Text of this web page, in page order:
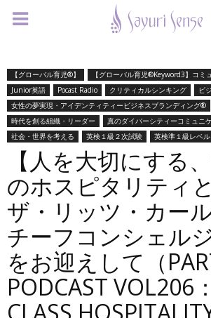
【グローバル育児®】
【グローバル育児®Keyword3】コミ
Junior英語
Pocast Radio クリティカルシンキング
ビ
女性の夢実現・アイデンティティービジネスブランディング®︎
時代を創る組織・リーダー
真のダイバーシティーコミュニ
社会・世界を考える
英検１級２次試験 英検準１級レベル
【人を大切にする
のホスピタリティと
ザ・リッツ・カー
チーフコンシェル
をお迎えして（
PODCAST VOL206